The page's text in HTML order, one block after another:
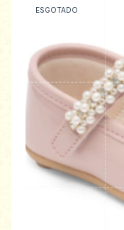
ESGOTADO